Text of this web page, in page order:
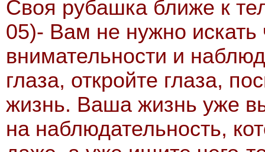
Своя рубашка ближе к
05)- Вам не нужно
внимательности и
глаза, откройте глаза,
жизнь. Ваша жизнь уже
на наблюдательность,